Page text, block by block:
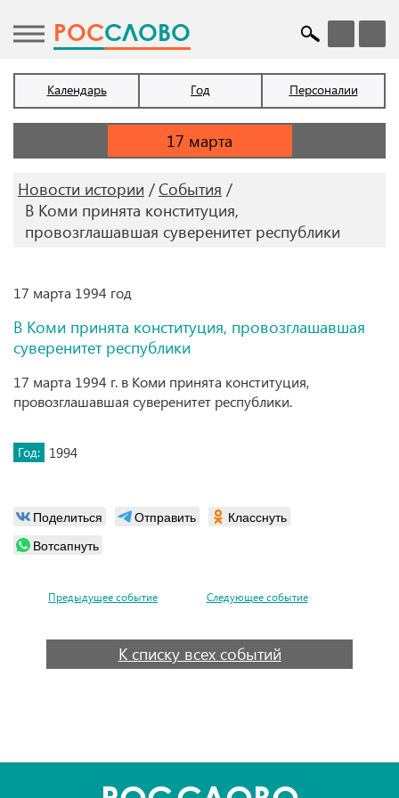
POCСЛОВО
Календарь Год Персоналии
Новости истории
События
В Коми принята конституция,
провозглашавшая суверенитет республики
17 марта 1994 год
В Коми принята конституция, провозглашавшая
суверенитет республики
17 марта 1994 г. в Коми принята конституция,
провозглашавшая суверенитет республики.
Год: 1994
Поделиться Отправить
Класснуть
Вотсапнуть
Предыдущее событие Следующее событие
К списку всех событий